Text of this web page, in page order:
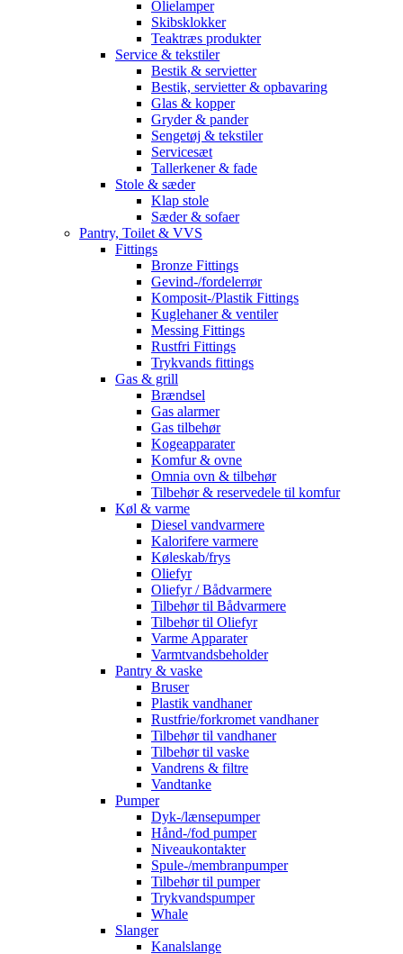
Olielamper
Skibsklokker
Teaktræs produkter
Service & tekstiler
Bestik & servietter
Bestik, servietter & opbavaring
Glas & kopper
Gryder & pander
Sengetøj & tekstiler
Servicesæt
Tallerkener & fade
Stole & sæder
Klap stole
Sæder & sofaer
Pantry, Toilet & VVS
Fittings
Bronze Fittings
Gevind-/fordelerrør
Komposit-/Plastik Fittings
Kuglehaner & ventiler
Messing Fittings
Rustfri Fittings
Trykvands fittings
Gas & grill
Brændsel
Gas alarmer
Gas tilbehør
Kogeapparater
Komfur & ovne
Omnia ovn & tilbehør
Tilbehør & reservedele til komfur
Køl & varme
Diesel vandvarmere
Kalorifere varmere
Køleskab/frys
Oliefyr
Oliefyr / Bådvarmere
Tilbehør til Bådvarmere
Tilbehør til Oliefyr
Varme Apparater
Varmtvandsbeholder
Pantry & vaske
Bruser
Plastik vandhaner
Rustfrie/forkromet vandhaner
Tilbehør til vandhaner
Tilbehør til vaske
Vandrens & filtre
Vandtanke
Pumper
Dyk-/lænsepumper
Hånd-/fod pumper
Niveaukontakter
Spule-/membranpumper
Tilbehør til pumper
Trykvandspumper
Whale
Slanger
Kanalslange